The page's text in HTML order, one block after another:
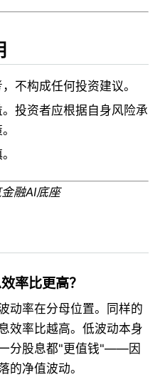
不构成任何投资建议。
投资者应根据自身风险承
融AI底座
率比更高？
动率在分母位置。同样的
效率比越高。低波动本身
分股息都"更值钱"——因
的净值波动。